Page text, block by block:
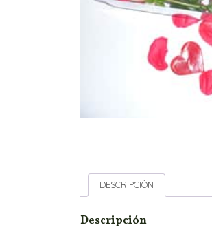
DESCRIPCIÓN
Descripción